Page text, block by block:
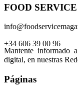
FOOD
+34 606 39 00 96
Mantente informado
digital, en nuestras
Páginas